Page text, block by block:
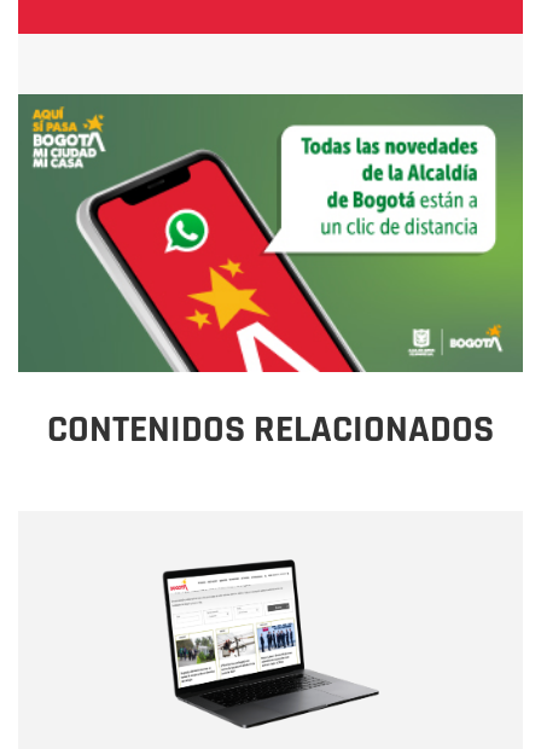
CONTENIDOS RELACIONADOS
Correo electrónico
Tipo de comentario